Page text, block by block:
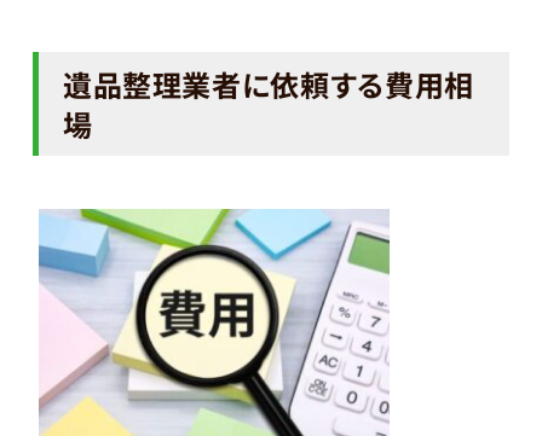
遺品整理業者に依頼する費用相
場